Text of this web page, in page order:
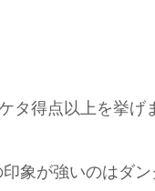
タ得点以上を挙げ
象が強いのはダン